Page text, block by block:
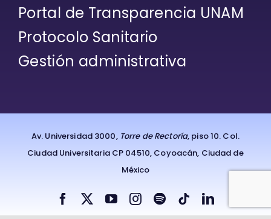
Portal de Transparencia UNAM
Protocolo Sanitario
Gestión administrativa
Av. Universidad 3000, Torre de Rectoría, piso 10. Col.
Ciudad Universitaria CP 04510, Coyoacán, Ciudad de
México